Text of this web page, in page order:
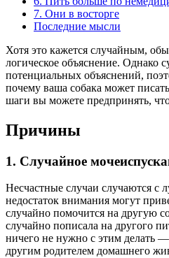
7. Они в восторге
Последние мысли
Хотя это кажется случайным,
логическое объяснение. Однако
потенциальных объяснений,
почему ваша собака может
шаги вы можете предпринять,
Причины
1. Случайное
Несчастные случаи случаются с
недостаток внимания могут
случайно помочится на другую
случайно пописала на другого
ничего не нужно с этим делать —
другим родителем домашнего